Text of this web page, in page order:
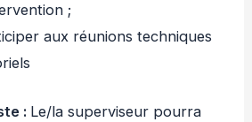
;
aux réunions techniques
: Le/la superviseur pourra